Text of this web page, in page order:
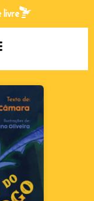
livre